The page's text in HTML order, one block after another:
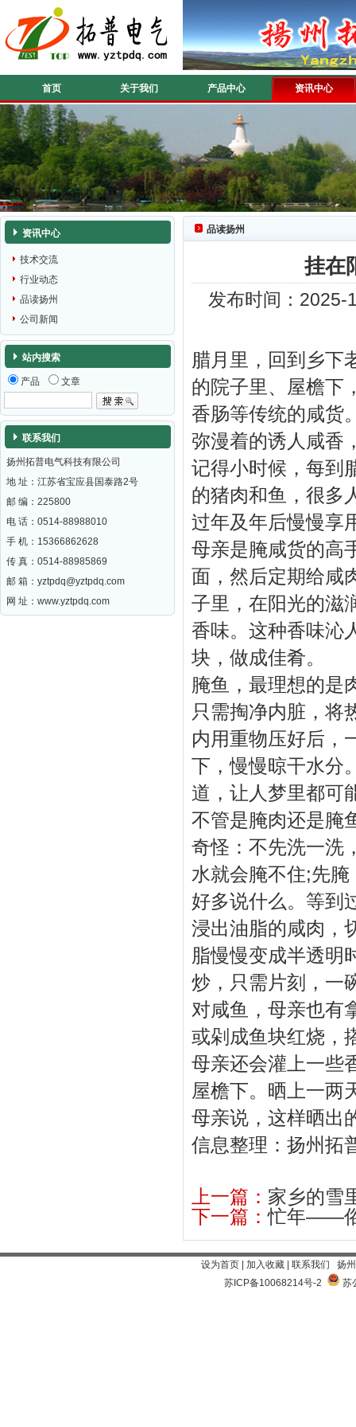
首页 关于我们 产品中心 资讯中心
资讯中心
技术交流
行业动态
品读扬州
公司新闻
站内搜索
产品 文章
联系我们
扬州拓普电气科技有限公司
地 址：江苏省宝应县国泰路2号
邮 编： 225800
电 话：0514-88988010
手 机：15366862628
传 真：0514-88985869
邮 箱： yztpdq@yztpdq.com
网 址： www.yztpdq.com
品读扬州
挂在
发布时间：
腊月里，回到乡下
的院子里、屋檐下
香肠等传统的咸货
弥漫着的诱人咸香
记得小时候，每到
的猪肉和鱼，很多
过年及年后慢慢享
母亲是腌咸货的高
面，然后定期给咸
子里，在阳光的滋
香味。这种香味沁
块，做成佳肴。
腌鱼，最理想的是
只需掏净内脏，将
内用重物压好后，
下，慢慢晾干水分
道，让人梦里都可
不管是腌肉还是腌
奇怪：不先洗一洗
水就会腌不住;先
好多说什么。等到
浸出油脂的咸肉，
脂慢慢变成半透明
炒，只需片刻，一
对咸鱼，母亲也有
或剁成鱼块红烧，
母亲还会灌上一些
屋檐下。晒上一两
母亲说，这样晒出
信息整理：扬州拓
上一篇： 家乡的雪
下一篇：忙年——
设为首页 加入收藏 联系我们 扬
苏ICP备10068214号-2
苏